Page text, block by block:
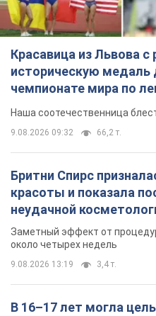
Красавица из Львова
историческую медаль
чемпионате мира по
Видео
Наша соотечественница
9.08.2026 09:32 66,2 т.
Бритни Спирс
красоты и показала
неудачной
так почти месяц
Заметный эффект от
около четырех недель
9.08.2026 13:19 3,4 т.
В 16–17 лет могла